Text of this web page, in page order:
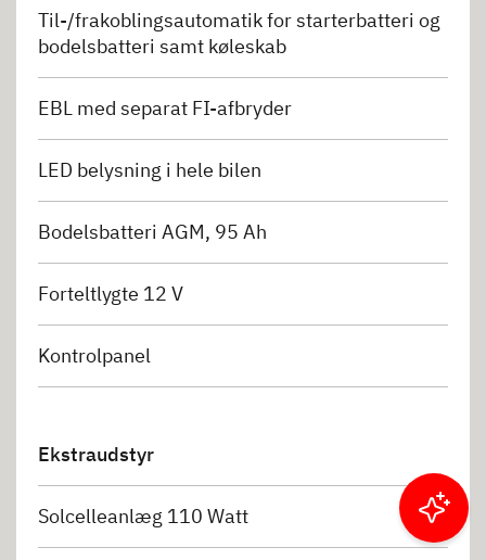
Til-/frakoblingsautomatik for starterbatteri og
bodelsbatteri samt køleskab
EBL med separat FI-afbryder
LED belysning i hele bilen
Bodelsbatteri AGM, 95 Ah
Forteltlygte 12 V
Kontrolpanel
Ekstraudstyr
Solcelleanlæg 110 Watt
Filtrer resultater